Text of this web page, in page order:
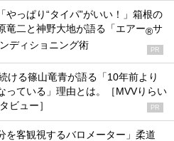
やっぱり“タイパ”がいい！」箱根の
竜二と神野大地が語る「エアー®サ
ディショニング術 PR
ける篠山竜青が語る「10年前より
っている」理由とは。［MVVりらい
ビュー］
PR
を客観視するバロメーター」柔道